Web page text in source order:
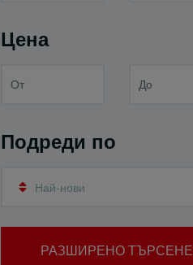
Цена
Подреди по
Най-нови
РАЗШИРЕНО ТЪРСЕНЕ